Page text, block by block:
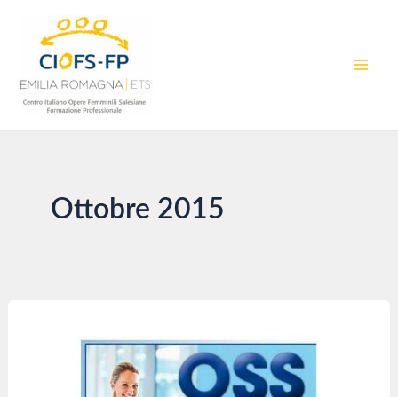
contenuto
Ottobre 2015